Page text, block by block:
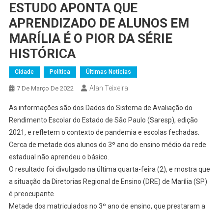
ESTUDO APONTA QUE
APRENDIZADO DE ALUNOS EM
MARÍLIA É O PIOR DA SÉRIE
HISTÓRICA
Cidade Política Últimas Notícias
7 De Março De 2022 Alan Teixeira
As informações são dos Dados do Sistema de Avaliação do
Rendimento Escolar do Estado de São Paulo (Saresp), edição
2021, e refletem o contexto de pandemia e escolas fechadas.
Cerca de metade dos alunos do 3º ano do ensino médio da rede
estadual não aprendeu o básico.
O resultado foi divulgado na última quarta-feira (2), e mostra que
a situação da Diretorias Regional de Ensino (DRE) de Marília (SP)
é preocupante.
Metade dos matriculados no 3º ano de ensino, que prestaram a